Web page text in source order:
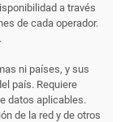
a través
de cada operador.
ni países, y sus
país. Requiere
datos aplicables.
de la red y de otros